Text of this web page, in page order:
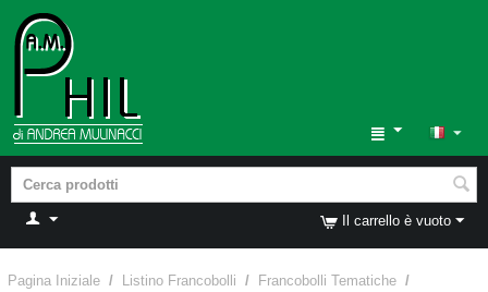
Il carrello è vuoto
Pagina Iniziale / Listino Francobolli / Francobolli Tematiche /